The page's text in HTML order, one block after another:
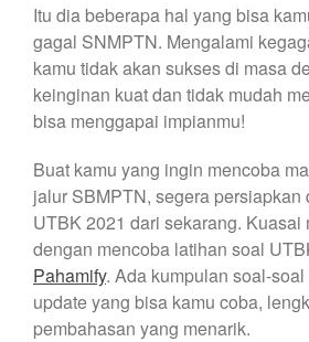
Itu dia beberapa hal yang bisa
gagal SNMPTN. Mengalami
kamu tidak akan sukses di masa
keinginan kuat dan tidak mudah
bisa menggapai impianmu!
Buat kamu yang ingin mencoba
jalur SBMPTN, segera persiapkan
UTBK 2021 dari sekarang. Kuasai
dengan mencoba latihan soal
Pahamify. Ada kumpulan soal-
update yang bisa kamu coba,
pembahasan yang menarik.